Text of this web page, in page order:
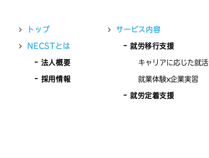
トップ
NECSTとは
法人概要
採用情報
サービス内容
就労移行支援
キャリアに応じた就活
就業体験x企業実習
就労定着支援